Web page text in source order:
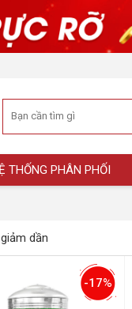
THỐNG PHÂN PHỐI
dần
-17%